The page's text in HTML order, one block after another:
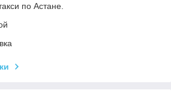
по Астане.